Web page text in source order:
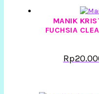
MANIK
FUCHSIA
Rp